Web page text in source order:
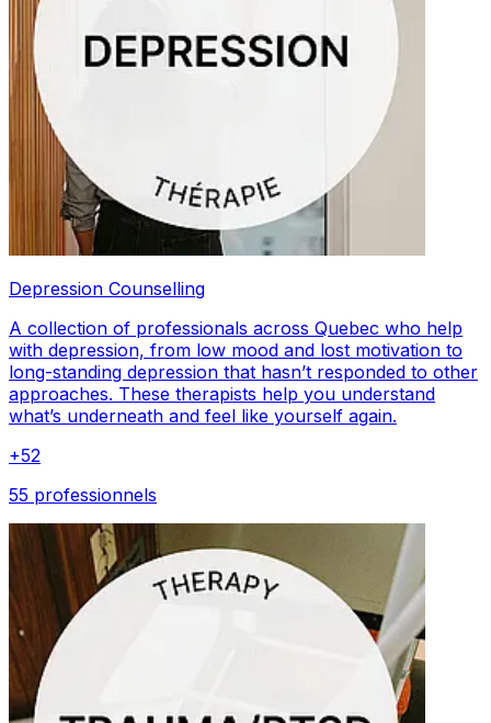
Depression Counselling
A collection of professionals across Quebec who help
with depression, from low mood and lost motivation to
long-standing depression that hasn’t responded to other
approaches. These therapists help you understand
what’s underneath and feel like yourself again.
+52
55 professionnels